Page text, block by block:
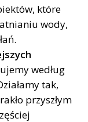
które
wody,
według
tak,
przyszłym